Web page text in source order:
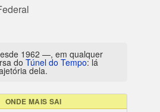
1962 —, em qualquer
do Túnel do Tempo: lá
dela.
ONDE MAIS SAI